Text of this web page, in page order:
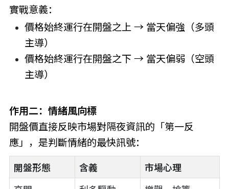
實戰意義：
價格始終運行在開盤之上 → 當天偏強（多頭
主導）
價格始終運行在開盤之下 → 當天偏弱（空頭
主導）
作用二：情緒風向標
開盤價直接反映市場對隔夜資訊的「第一反
應」，是判斷情緒的最快訊號：
開盤形態 含義 市場心理